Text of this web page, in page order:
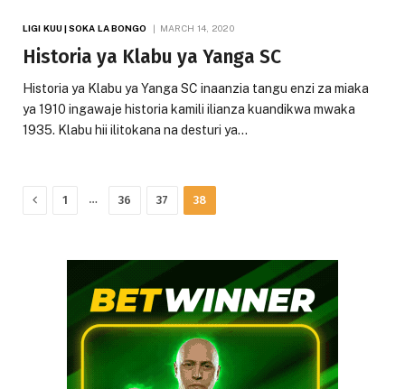
LIGI KUU | SOKA LA BONGO MARCH 14, 2020
Historia ya Klabu ya Yanga SC
Historia ya Klabu ya Yanga SC inaanzia tangu enzi za miaka
ya 1910 ingawaje historia kamili ilianza kuandikwa mwaka
1935. Klabu hii ilitokana na desturi ya…
Previous
1 … 36 37 38